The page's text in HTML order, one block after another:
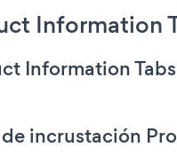
Information
Information
incrustación